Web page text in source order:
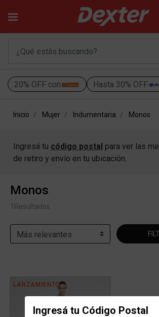
20% OFF con Hasta 30% OFF
Ingresá tu Código Postal
Inicio Mujer Indumentaria Monos
Ingresá tu código postal para ver las
de retiro y envío en tu ubicación.
Monos
1 Resultados
LANZAMIENTO